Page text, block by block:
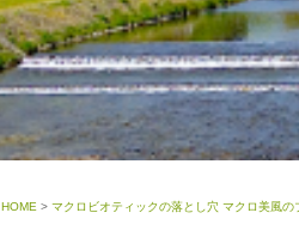
HOME > マクロビオティックの落とし穴 マクロ美風の